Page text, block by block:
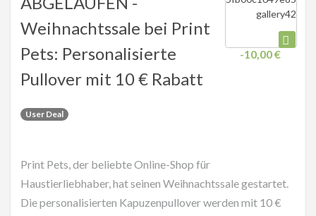
-10,00 €
Weihnachtssale bei Print
Pets: Personalisierte
Pullover mit 10 € Rabatt
User Deal
Print Pets, der beliebte Online-Shop für
Haustierliebhaber, hat seinen Weihnachtssale gestartet.
Die personalisierten Kapuzenpullover werden mit 10 €